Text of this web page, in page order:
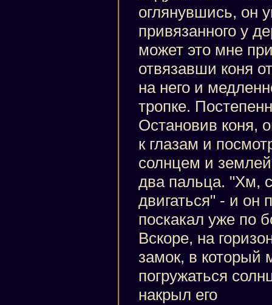
оглянувшись, он
привязанного у
может это мне
отвязавши коня
на него и
тропке.
Остановив коня,
к глазам и
солнцем и
два пальца. "Хм,
двигаться" - и он
поскакал уже по
Вскоре, на
замок, в который
погружаться
накрыл его